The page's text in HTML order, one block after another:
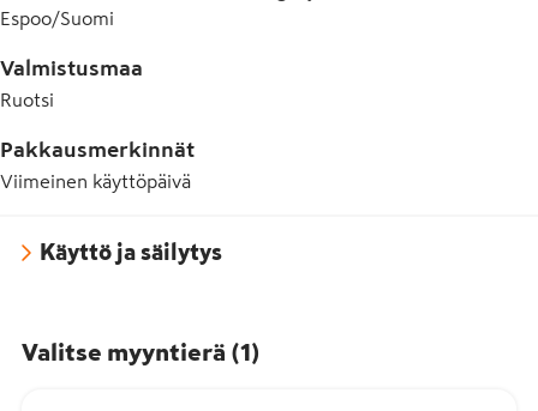
Espoo/Suomi
Valmistusmaa
Ruotsi
Pakkausmerkinnät
Viimeinen käyttöpäivä
Käyttö ja säilytys
Valitse myyntierä (1)